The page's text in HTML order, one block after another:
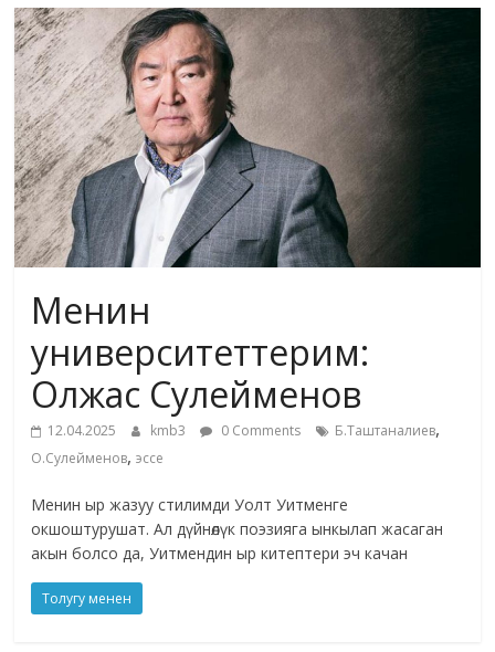
маданияты
жана
адабияты
Менин
университеттерим:
Олжас Сулейменов
12.04.2025 kmb3 0 Comments Б.Таштаналиев,
О.Сулейменов,эссе
Менин ыр жазуу стилимди Уолт Уитменге
окшоштурушат. Ал дүйнөлүк поэзияга ынкылап жасаган
акын болсо да, Уитмендин ыр китептери эч качан
Толугу менен